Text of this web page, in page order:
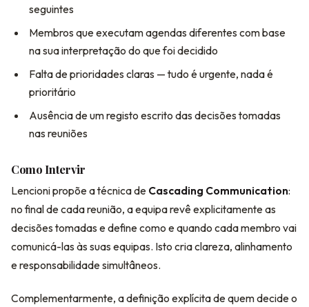
seguintes
Membros que executam agendas diferentes com base
na sua interpretação do que foi decidido
Falta de prioridades claras — tudo é urgente, nada é
prioritário
Ausência de um registo escrito das decisões tomadas
nas reuniões
Como Intervir
Lencioni propõe a técnica de Cascading Communication:
no final de cada reunião, a equipa revê explicitamente as
decisões tomadas e define como e quando cada membro vai
comunicá-las às suas equipas. Isto cria clareza, alinhamento
e responsabilidade simultâneos.
Complementarmente, a definição explícita de quem decide o